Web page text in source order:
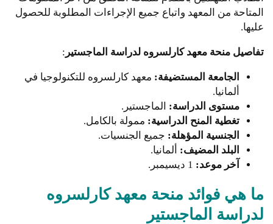
المتاحة من المعهد واتباع جميع الإجراءات المطلوبة للحصول
عليها.
تفاصيل منحة معهد كارلسروه لدراسة الماجستير :
الجامعة المستضيفة: معهد كارلسروه للتكنولوجيا في
ألمانيا.
مستوى الدراسة: الماجستير.
تغطية المنح الدراسية: ممولة بالكامل.
الجنسية المؤهلة: جميع الجنسيات.
البلد المضيف: ألمانيا.
آخر موعد: 1 ديسيمبر.
ما هي فوائد منحة معهد كارلسروه
لدراسة الماجستير